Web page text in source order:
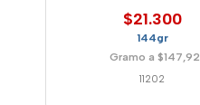
$21.300
144gr
Gramo a $147,92
11202